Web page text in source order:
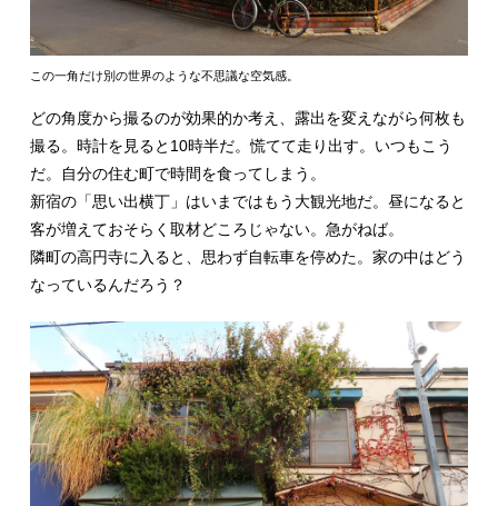
この一角だけ別の世界のような不思議な空気感。
どの角度から撮るのが効果的か考え、露出を変えながら何枚も
撮る。時計を見ると10時半だ。慌てて走り出す。いつもこう
だ。自分の住む町で時間を食ってしまう。
新宿の「思い出横丁」はいまではもう大観光地だ。昼になると
客が増えておそらく取材どころじゃない。急がねば。
隣町の高円寺に入ると、思わず自転車を停めた。家の中はどう
なっているんだろう？